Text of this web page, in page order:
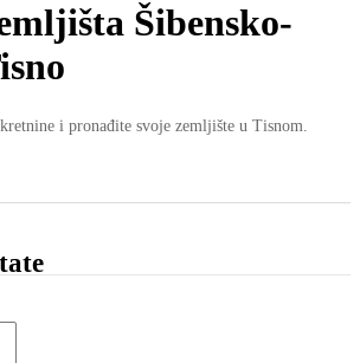
Šibensko-
i pronađite svoje zemljište u Tisnom.